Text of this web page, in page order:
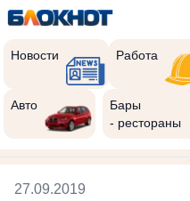
Новости Работа
Авто
Бары
- рестораны
27.09.2019